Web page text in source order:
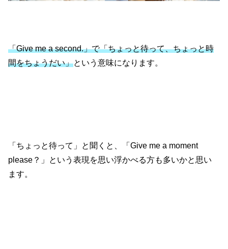
「Give me a second.」で「ちょっと待って、ちょっと時
間をちょうだい」という意味になります。
「ちょっと待って」と聞くと、「Give me a moment
please？」という表現を思い浮かべる方も多いかと思い
ます。